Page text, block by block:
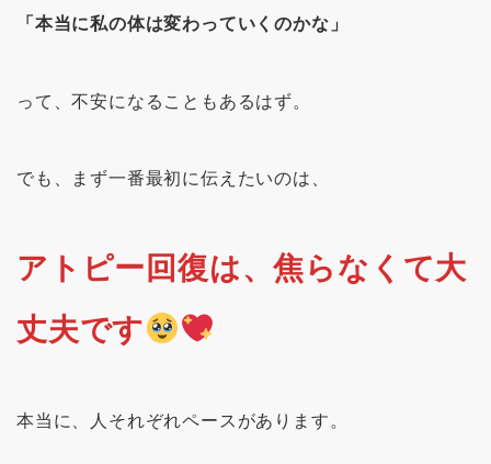
「本当に私の体は変わっていくのかな」
って、不安になることもあるはず。
でも、まず一番最初に伝えたいのは、
アトピー回復は、焦らなくて大
丈夫です
本当に、人それぞれペースがあります。